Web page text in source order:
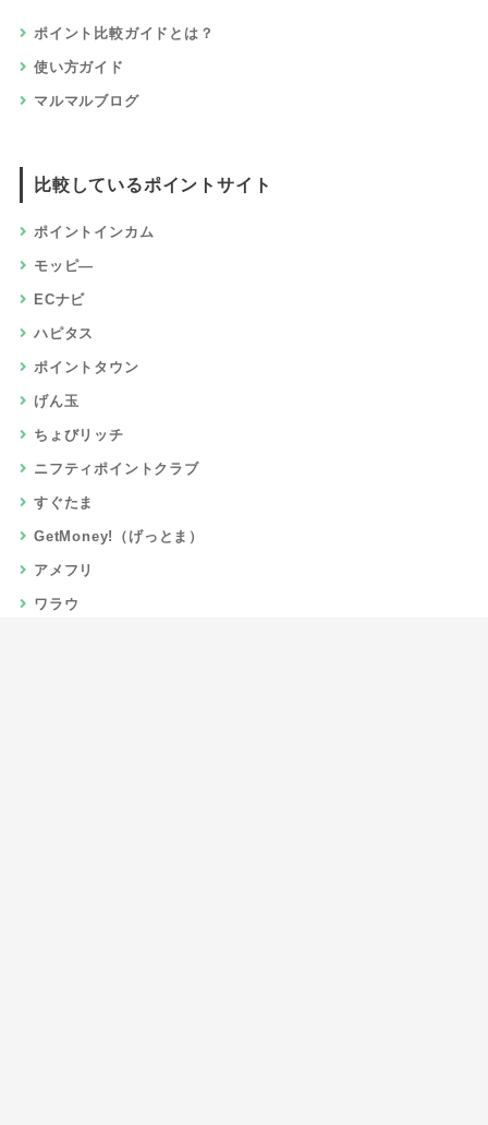
ポイント比較ガイドとは？
使い方ガイド
マルマルブログ
比較しているポイントサイト
ポイントインカム
モッピ―
ECナビ
ハピタス
ポイントタウン
げん玉
ちょびリッチ
ニフティポイントクラブ
すぐたま
GetMoney!（げっとま）
アメフリ
ワラウ